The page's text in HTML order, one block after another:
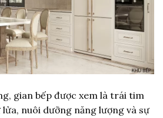
gian bếp được xem là trái tim
nuôi dưỡng năng lượng và sự